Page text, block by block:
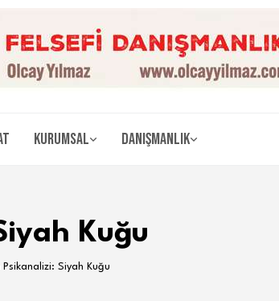
Kurumsal Danışmanlık
Kuğu
Psikanalizi: Siyah Kuğu